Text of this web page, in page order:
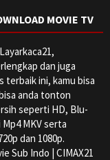
MOVIE TV
dan juga
terbaik ini, kamu bisa
anda tonton
seperti HD, Blu-
MKV serta
dan 1080p.
Sub Indo | CIMAX21